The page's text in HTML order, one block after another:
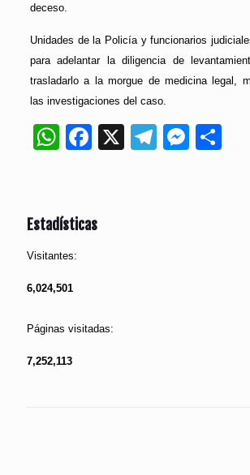
deceso.
Unidades de la Policía y funcionarios
para adelantar la diligencia de
trasladarlo a la morgue de medicina legal,
las investigaciones del caso.
WhatsApp
Facebook
X Telegram
Estadísticas
Visitantes:
6,024,501
Páginas visitadas:
7,252,113